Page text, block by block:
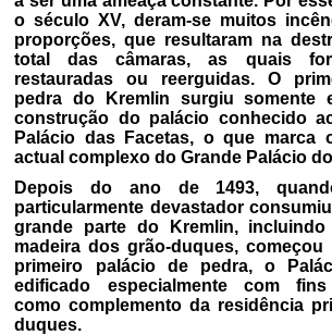
o século XV, deram-se muitos
proporções, que resultaram na
total das câmaras, as quais
restauradas ou reerguidas. O
pedra do Kremlin surgiu somente
construção do palácio conhecido
Palácio das Facetas, o que marca
actual complexo do Grande Palácio
Depois do ano de 1493,
particularmente devastador
grande parte do Kremlin,
madeira dos grão-duques,
primeiro palácio de pedra, o
edificado especialmente com fins
como complemento da residência
duques.